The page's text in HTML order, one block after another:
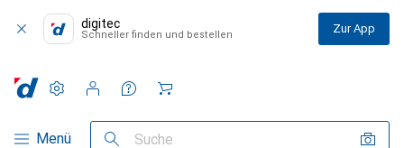
digitec
Schneller finden und bestellen Zur App
Navigation nach Kategorien
Menü Suche
Einstellungen
Kundenkonto
Vergleichslisten
Merklisten
Warenkorb